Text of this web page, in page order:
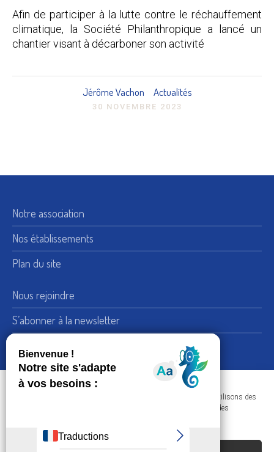
Dans le respect de votre confidentialité et de vos données, nous utilisons des
cookies afin d'améliorer votre navigation sur nos sites et réaliser des
Afin de participer à la lutte contre le réchauffement
climatique, la Société Philanthropique a lancé un
chantier visant à décarboner son activité
Jérôme Vachon Actualités
30 NOVEMBRE 2023
Notre association
Nos établissements
Plan du site
Nous rejoindre
S’abonner à la newsletter
Adresse : 15, rue de Bellechasse 75007 Paris
Nous contacter